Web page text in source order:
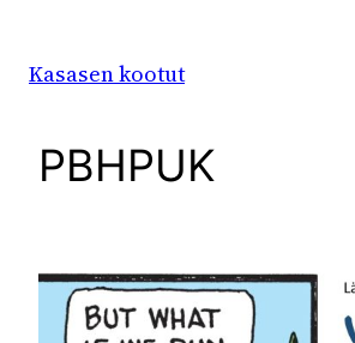
Kasasen kootut
PBHPUK